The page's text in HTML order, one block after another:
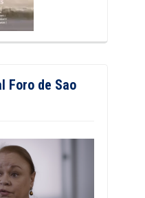
Foro de Sao